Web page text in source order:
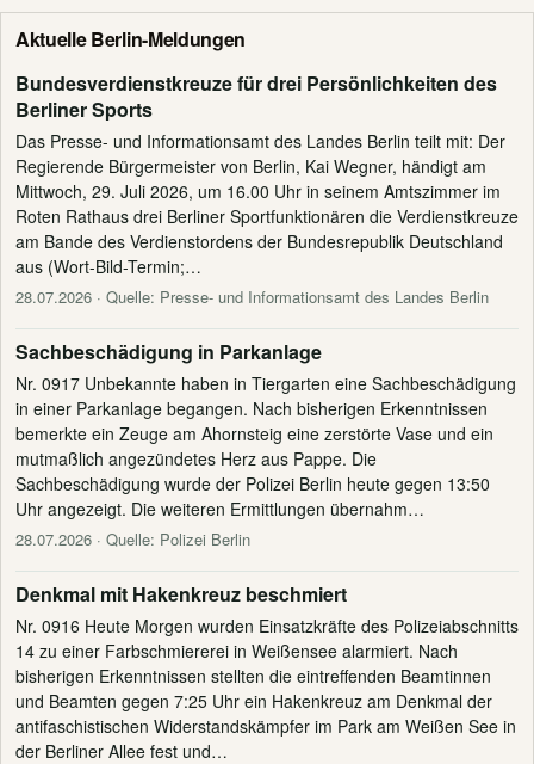
Aktuelle Berlin-Meldungen
Bundesverdienstkreuze für drei Persönlichkeiten des
Berliner Sports
Das Presse- und Informationsamt des Landes Berlin teilt mit: Der
Regierende Bürgermeister von Berlin, Kai Wegner, händigt am
Mittwoch, 29. Juli 2026, um 16.00 Uhr in seinem Amtszimmer im
Roten Rathaus drei Berliner Sportfunktionären die Verdienstkreuze
am Bande des Verdienstordens der Bundesrepublik Deutschland
aus (Wort-Bild-Termin;…
28.07.2026 · Quelle: Presse- und Informationsamt des Landes Berlin
Sachbeschädigung in Parkanlage
Nr. 0917 Unbekannte haben in Tiergarten eine Sachbeschädigung
in einer Parkanlage begangen. Nach bisherigen Erkenntnissen
bemerkte ein Zeuge am Ahornsteig eine zerstörte Vase und ein
mutmaßlich angezündetes Herz aus Pappe. Die
Sachbeschädigung wurde der Polizei Berlin heute gegen 13:50
Uhr angezeigt. Die weiteren Ermittlungen übernahm…
28.07.2026 · Quelle: Polizei Berlin
Denkmal mit Hakenkreuz beschmiert
Nr. 0916 Heute Morgen wurden Einsatzkräfte des Polizeiabschnitts
14 zu einer Farbschmiererei in Weißensee alarmiert. Nach
bisherigen Erkenntnissen stellten die eintreffenden Beamtinnen
und Beamten gegen 7:25 Uhr ein Hakenkreuz am Denkmal der
antifaschistischen Widerstandskämpfer im Park am Weißen See in
der Berliner Allee fest und…